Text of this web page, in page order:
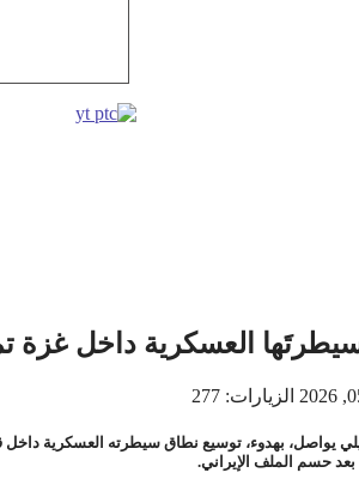
العسكرية داخل غزة
الزيارات: 277
يواصل، بهدوء، توسيع نطاق سيطرته العسكرية
حسم الملف الإيراني.